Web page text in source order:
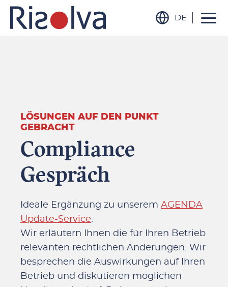
DE
LÖSUNGEN AUF DEN PUNKT
GEBRACHT
Compliance
Gespräch
Ideale Ergänzung zu unserem AGENDA
Update-Service:
Wir erläutern Ihnen die für Ihren Betrieb
relevanten rechtlichen Änderungen. Wir
besprechen die Auswirkungen auf Ihren
Betrieb und diskutieren möglichen